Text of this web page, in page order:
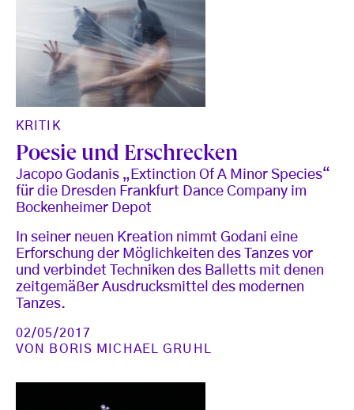
KRITIK
Poesie und Erschrecken
Jacopo Godanis „Extinction Of A Minor Species“
für die Dresden Frankfurt Dance Company im
Bockenheimer Depot
In seiner neuen Kreation nimmt Godani eine
Erforschung der Möglichkeiten des Tanzes vor
und verbindet Techniken des Balletts mit denen
zeitgemäßer Ausdrucksmittel des modernen
Tanzes.
02/05/2017
VON
BORIS MICHAEL GRUHL